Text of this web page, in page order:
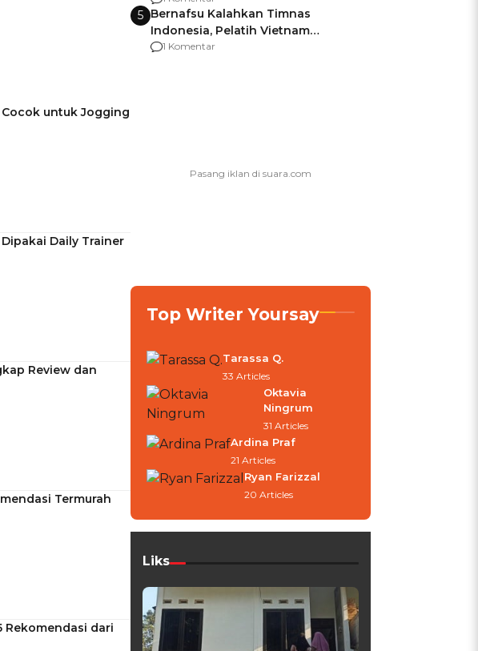
untuk Jogging
Daily Trainer
Review dan
Termurah
Rekomendasi dari
5 Bernafsu Kalahkan Timnas
Indonesia, Pelatih Vietnam
Berencana Pakai Jimat di Pakansari
1 Komentar
Top Writer Yoursay
Tarassa Q.
33 Articles
Oktavia
Ningrum
31 Articles
Ardina Praf
21 Articles
Ryan Farizzal
20 Articles
Liks